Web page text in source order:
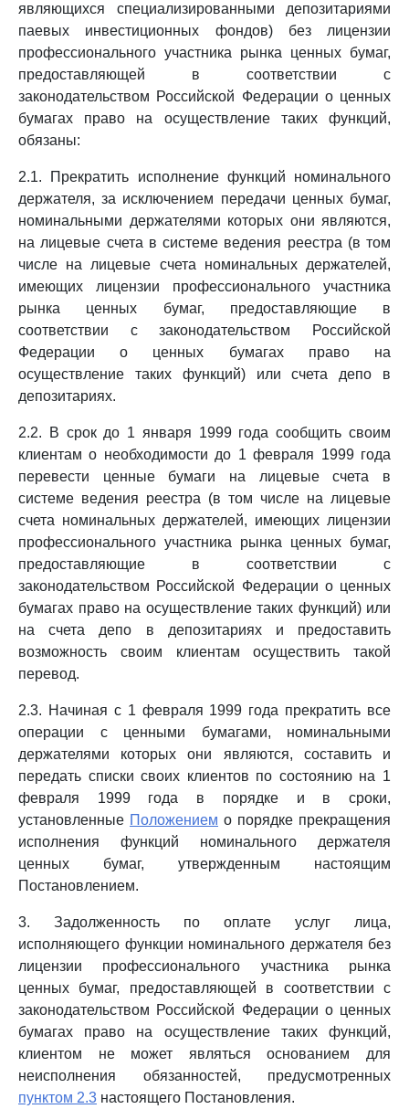
являющихся специализированными депозитариями
паевых инвестиционных фондов) без лицензии
профессионального участника рынка ценных бумаг,
предоставляющей в соответствии с
законодательством Российской Федерации о ценных
бумагах право на осуществление таких функций,
обязаны:
2.1. Прекратить исполнение функций номинального
держателя, за исключением передачи ценных бумаг,
номинальными держателями которых они являются,
на лицевые счета в системе ведения реестра (в том
числе на лицевые счета номинальных держателей,
имеющих лицензии профессионального участника
рынка ценных бумаг, предоставляющие в
соответствии с законодательством Российской
Федерации о ценных бумагах право на
осуществление таких функций) или счета депо в
депозитариях.
2.2. В срок до 1 января 1999 года сообщить своим
клиентам о необходимости до 1 февраля 1999 года
перевести ценные бумаги на лицевые счета в
системе ведения реестра (в том числе на лицевые
счета номинальных держателей, имеющих лицензии
профессионального участника рынка ценных бумаг,
предоставляющие в соответствии с
законодательством Российской Федерации о ценных
бумагах право на осуществление таких функций) или
на счета депо в депозитариях и предоставить
возможность своим клиентам осуществить такой
перевод.
2.3. Начиная с 1 февраля 1999 года прекратить все
операции с ценными бумагами, номинальными
держателями которых они являются, составить и
передать списки своих клиентов по состоянию на 1
февраля 1999 года в порядке и в сроки,
установленные Положением о порядке прекращения
исполнения функций номинального держателя
ценных бумаг, утвержденным настоящим
Постановлением.
3. Задолженность по оплате услуг лица,
исполняющего функции номинального держателя без
лицензии профессионального участника рынка
ценных бумаг, предоставляющей в соответствии с
законодательством Российской Федерации о ценных
бумагах право на осуществление таких функций,
клиентом не может являться основанием для
неисполнения обязанностей, предусмотренных
пунктом 2.3 настоящего Постановления.